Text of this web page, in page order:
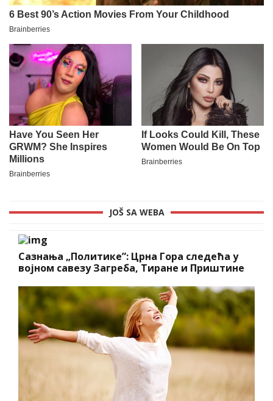
JOŠ SA WEBA
Сазнања „Политике”: Црна Гора следећа у
војном савезу Загреба, Тиране и Приштине